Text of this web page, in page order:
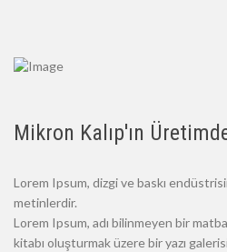
Mikron Kalıp'ın
Lorem Ipsum, dizgi ve baskı
metinlerdir.
Lorem Ipsum, adı bilinmeyen bir
kitabı oluşturmak üzere bir yazı